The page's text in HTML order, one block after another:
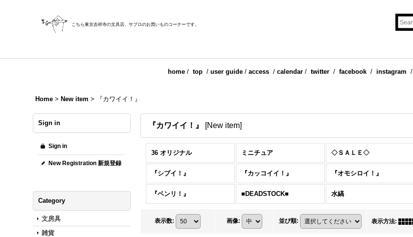
こちら東京吉祥寺の文具店、サブロのお買いものコーナーです。
home/ top/ user guide/ access/ calendar/ twitter/ facebook/ instagram /
Home > New item > 『カワイイ！』
Sign in
Sign in
New Registration 新規登録
Category
文房具
雑貨
『カワイイ！』 [New item]
36 オリジナル ミニチュア ◇ＳＡＬＥ◇
『シブイ！』 『カッコイイ！』 『オモシロイ！』
『ベンリ！』 ■DEADSTOCK■ 水縞
表示数: 画像: 並び順: 表示方法: